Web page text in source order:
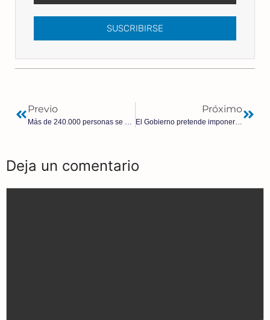
SUSCRIBIRSE
Previo Próximo
El Gobierno pretende imponer la ideología de género incluso en Matemáticas
Deja un comentario